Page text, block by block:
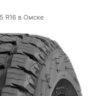
R16 в Омске